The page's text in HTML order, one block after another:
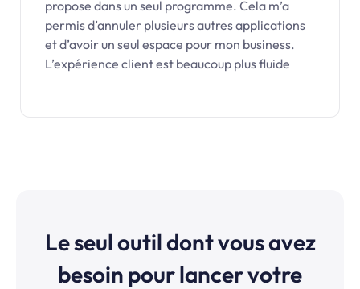
propose dans un seul programme. Cela m’a
permis d’annuler plusieurs autres applications
et d’avoir un seul espace pour mon business.
L’expérience client est beaucoup plus fluide
Le seul outil dont vous avez
besoin pour lancer votre